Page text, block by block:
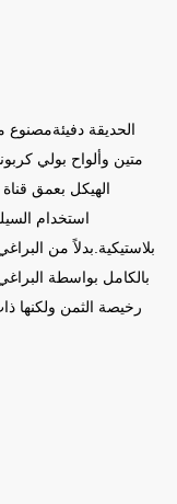
الحديقة دفيئةمصنوع
استخدام
بلاستيكية.بدلاً من
بالكامل بواسطة
رخيصة الثمن ولكنها